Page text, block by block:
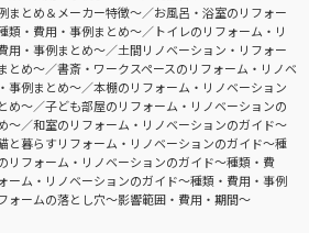
まとめ＆メーカー特徴〜
お風呂・浴室のリフォー
類・費用・事例まとめ〜
トイレのリフォーム・リ
用・事例まとめ〜
土間リノベーション・リフォー
とめ〜
書斎・ワークスペースのリフォーム・リノベ
事例まとめ〜
本棚のリフォーム・リノベーション
め〜
子ども部屋のリフォーム・リノベーションの
〜
和室のリフォーム・リノベーションのガイド〜
と暮らすリフォーム・リノベーションのガイド〜種
リフォーム・リノベーションのガイド〜種類・費
ーム・リノベーションのガイド〜種類・費用・事例
ォームの落とし穴～影響範囲・費用・期間～